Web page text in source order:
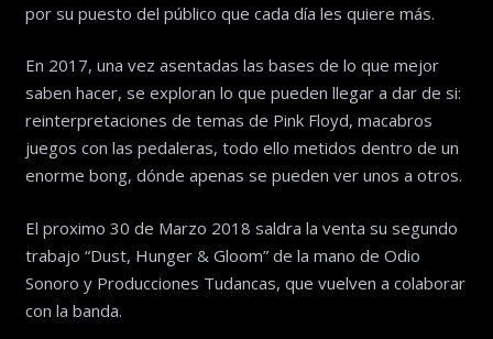
por su puesto del público que cada día les quiere más.
En 2017, una vez asentadas las bases de lo que mejor
saben hacer, se exploran lo que pueden llegar a dar de si:
reinterpretaciones de temas de Pink Floyd, macabros
juegos con las pedaleras, todo ello metidos dentro de un
enorme bong, dónde apenas se pueden ver unos a otros.
El proximo 30 de Marzo 2018 saldra la venta su segundo
trabajo “Dust, Hunger & Gloom” de la mano de Odio
Sonoro y Producciones Tudancas, que vuelven a colaborar
con la banda.